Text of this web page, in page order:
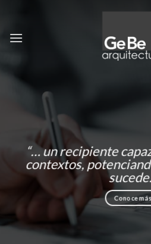
content
“… un recipiente
contextos,
Conoce más